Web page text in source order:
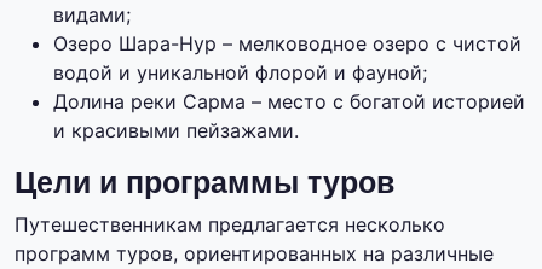
видами;
Озеро Шара-Нур – мелководное озеро с чистой
водой и уникальной флорой и фауной;
Долина реки Сарма – место с богатой историей
и красивыми пейзажами.
Цели и программы туров
Путешественникам предлагается несколько
программ туров, ориентированных на различные